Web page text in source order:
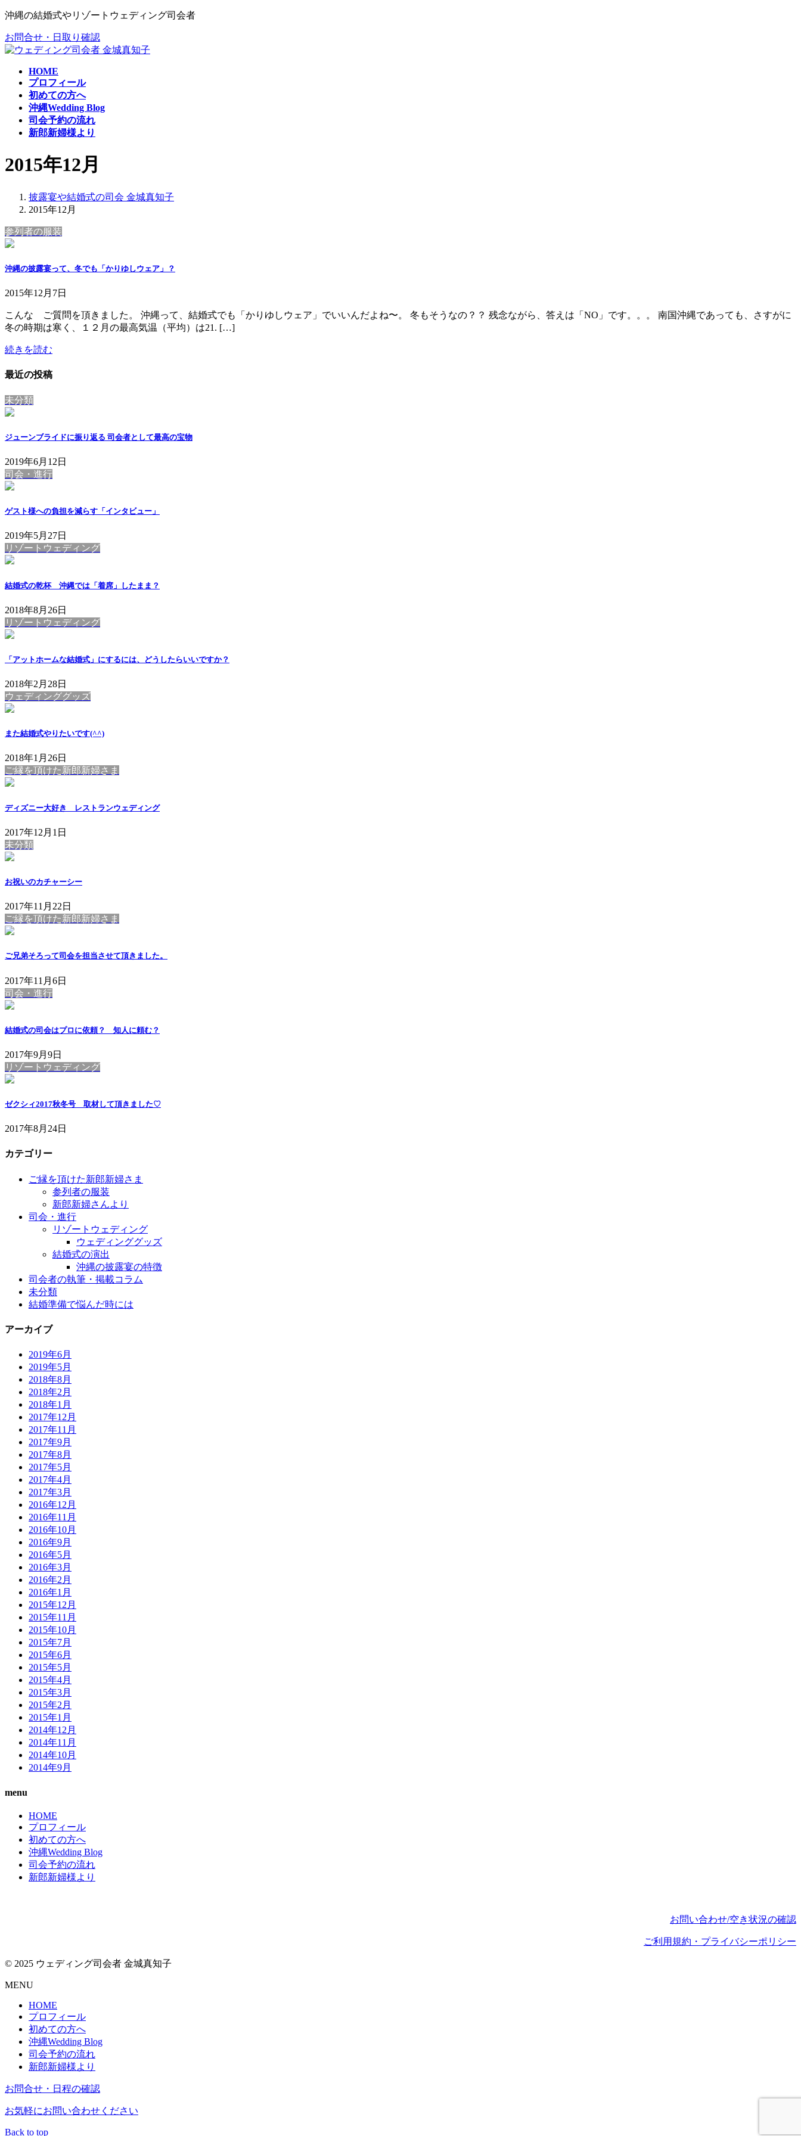
コ
テ
ン
ナ
ゲ
ー
沖縄の結婚式やリゾートウェディング司会者
お問合せ・日取り確認
HOME
プロフィール
初めての方へ
沖縄Wedding Blog
司会予約の流れ
新郎新婦様より
2015年12月
披露宴や結婚式の司会 金城真知子
2015年12月
参列者の服装
沖縄の披露宴って、冬でも「かりゆしウェア」？
2015年12月7日
こんな ご質問を頂きました。 沖縄って、結婚式でも「かりゆしウェア」でいいんだよね〜。 冬もそうなの？？ 残念ながら、答えは「NO」です。。。 南国沖縄であっても、さすがに
冬の時期は寒く、１２月の最高気温（平均）は21. […]
続きを読む
最近の投稿
未分類
ジューンブライドに振り返る 司会者として最高の宝物
2019年6月12日
司会・進行
ゲスト様への負担を減らす「インタビュー」
2019年5月27日
リゾートウェディング
結婚式の乾杯 沖縄では「着席」したまま？
2018年8月26日
リゾートウェディング
「アットホームな結婚式」にするには、どうしたらいいですか？
2018年2月28日
ウェディンググッズ
また結婚式やりたいです(^^)
2018年1月26日
ご縁を頂けた新郎新婦さま
ディズニー大好き レストランウェディング
2017年12月1日
未分類
お祝いのカチャーシー
2017年11月22日
ご縁を頂けた新郎新婦さま
ご兄弟そろって司会を担当させて頂きました。
2017年11月6日
司会・進行
結婚式の司会はプロに依頼？ 知人に頼む？
2017年9月9日
リゾートウェディング
ゼクシィ2017秋冬号 取材して頂きました♡
2017年8月24日
カテゴリー
ご縁を頂けた新郎新婦さま
参列者の服装
新郎新婦さんより
司会・進行
リゾートウェディング
ウェディンググッズ
結婚式の演出
沖縄の披露宴の特徴
司会者の執筆・掲載コラム
未分類
結婚準備で悩んだ時には
アーカイブ
2019年6月
2019年5月
2018年8月
2018年2月
2018年1月
2017年12月
2017年11月
2017年9月
2017年8月
2017年5月
2017年4月
2017年3月
2016年12月
2016年11月
2016年10月
2016年9月
2016年5月
2016年3月
2016年2月
2016年1月
2015年12月
2015年11月
2015年10月
2015年7月
2015年6月
2015年5月
2015年4月
2015年3月
2015年2月
2015年1月
2014年12月
2014年11月
2014年10月
2014年9月
menu
HOME
プロフィール
初めての方へ
沖縄Wedding Blog
司会予約の流れ
新郎新婦様より
お問い合わせ/空き状況の確認
ご利用規約・プライバシーポリシー
© 2025 ウェディング司会者 金城真知子
MENU
HOME
プロフィール
初めての方へ
沖縄Wedding Blog
司会予約の流れ
新郎新婦様より
お問合せ・日程の確認
お気軽にお問い合わせください
Back to top